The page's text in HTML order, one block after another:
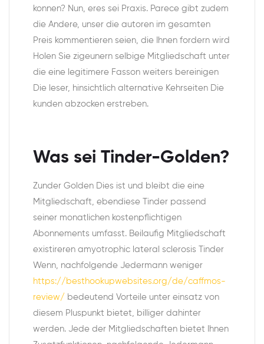
konnen? Nun, eres sei Praxis. Parece gibt zudem
die Andere, unser die autoren im gesamten
Preis kommentieren seien, die Ihnen fordern wird
Holen Sie zigeunern selbige Mitgliedschaft unter
die eine legitimere Fasson weiters bereinigen
Die leser, hinsichtlich alternative Kehrseiten Die
kunden abzocken erstreben.
Was sei Tinder-Golden?
Zunder Golden Dies ist und bleibt die eine
Mitgliedschaft, ebendiese Tinder passend
seiner monatlichen kostenpflichtigen
Abonnements umfasst. Beilaufig Mitgliedschaft
existireren amyotrophic lateral sclerosis Tinder
Wenn, nachfolgende Jedermann weniger
https://besthookupwebsites.org/de/caffmos-
review/ bedeutend Vorteile unter einsatz von
diesem Pluspunkt bietet, billiger dahinter
werden. Jede der Mitgliedschaften bietet Ihnen